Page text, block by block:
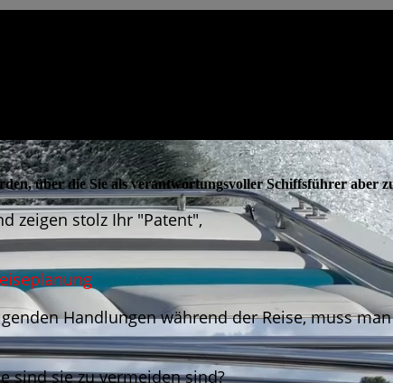
über die Sie als verantwortungsvoller Schiffsführer aber
zeigen stolz Ihr "Patent",
Handlungen während der Reise, muss man
sind sie zu vermeiden sind?